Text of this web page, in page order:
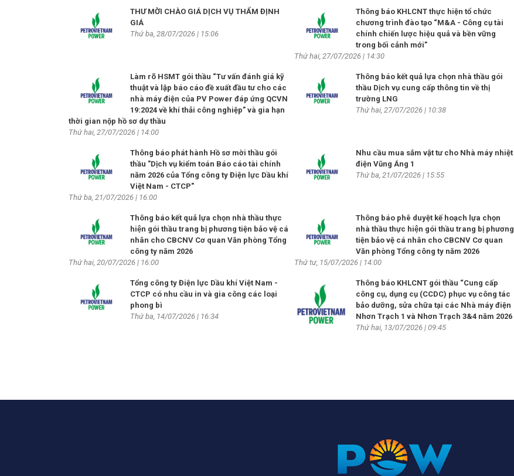
THƯ MỜI CHÀO GIÁ DỊCH VỤ THẨM ĐỊNH
GIÁ
Thứ ba, 28/07/2026 | 15:06
Thông báo KHLCNT thực hiện tổ chức
chương trình đào tạo “M&A - Công cụ tài
chính chiến lược hiệu quả và bền vững
trong bối cảnh mới”
Thứ hai, 27/07/2026 | 14:30
Làm rõ HSMT gói thầu “Tư vấn đánh giá kỹ
thuật và lập báo cáo đề xuất đầu tư cho các
nhà máy điện của PV Power đáp ứng QCVN
19:2024 về khí thải công nghiệp” và gia hạn
thời gian nộp hồ sơ dự thầu
Thứ hai, 27/07/2026 | 14:00
Thông báo kết quả lựa chọn nhà thầu gói
thầu Dịch vụ cung cấp thông tin về thị
trường LNG
Thứ hai, 27/07/2026 | 10:38
Thông báo phát hành Hồ sơ mời thầu gói
thầu "Dịch vụ kiểm toán Báo cáo tài chính
năm 2026 của Tổng công ty Điện lực Dầu khí
Việt Nam - CTCP"
Thứ ba, 21/07/2026 | 16:00
Nhu cầu mua sắm vật tư cho Nhà máy nhiệt
điện Vũng Áng 1
Thứ ba, 21/07/2026 | 15:55
Thông báo kết quả lựa chọn nhà thầu thực
hiện gói thầu trang bị phương tiện bảo vệ cá
nhân cho CBCNV Cơ quan Văn phòng Tổng
công ty năm 2026
Thứ hai, 20/07/2026 | 16:00
Thông báo phê duyệt kế hoạch lựa chọn
nhà thầu thực hiện gói thầu trang bị phương
tiện bảo vệ cá nhân cho CBCNV Cơ quan
Văn phòng Tổng công ty năm 2026
Thứ tư, 15/07/2026 | 14:00
Tổng công ty Điện lực Dầu khí Việt Nam -
CTCP có nhu cầu in và gia công các loại
phong bì
Thứ ba, 14/07/2026 | 16:34
Thông báo KHLCNT gói thầu “Cung cấp
công cụ, dụng cụ (CCDC) phục vụ công tác
bảo dưỡng, sửa chữa tại các Nhà máy điện
Nhơn Trạch 1 và Nhơn Trạch 3&4 năm 2026
Thứ hai, 13/07/2026 | 09:45